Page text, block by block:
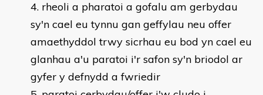
rheoli a pharatoi a gofalu am gerbydau
sy'n cael eu tynnu gan geffylau neu offer
amaethyddol trwy sicrhau eu bod yn cael eu
glanhau a'u paratoi i'r safon sy'n briodol ar
gyfer y defnydd a fwriedir